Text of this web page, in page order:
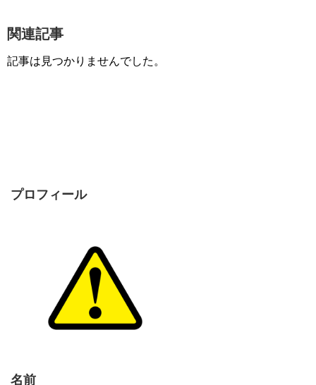
関連記事
記事は見つかりませんでした。
プロフィール
名前